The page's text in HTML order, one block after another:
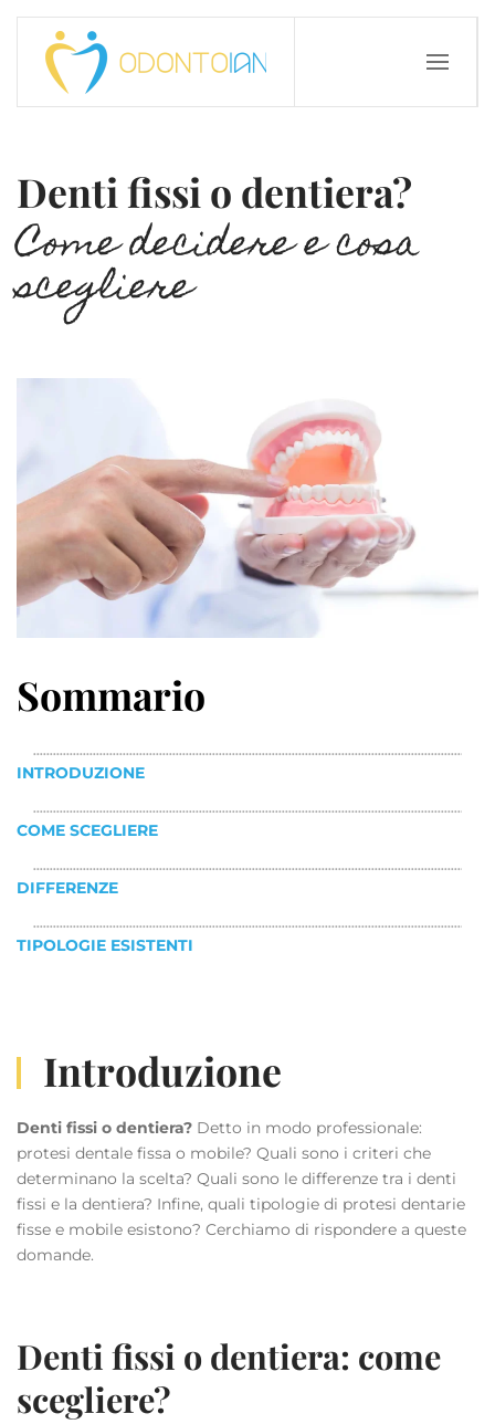
Denti fissi o dentiera?
Come decidere e cosa
scegliere
Sommario
INTRODUZIONE
COME SCEGLIERE
DIFFERENZE
TIPOLOGIE ESISTENTI
Introduzione
Denti fissi o dentiera? Detto in modo professionale:
protesi dentale fissa o mobile? Quali sono i criteri che
determinano la scelta? Quali sono le differenze tra i denti
fissi e la dentiera? Infine, quali tipologie di protesi dentarie
fisse e mobile esistono? Cerchiamo di rispondere a queste
domande.
Denti fissi o dentiera: come
scegliere?